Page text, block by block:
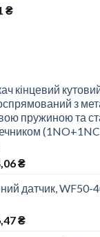
₴
кінцевий
з
пружиною та
₴
датчик, WF50-
₴